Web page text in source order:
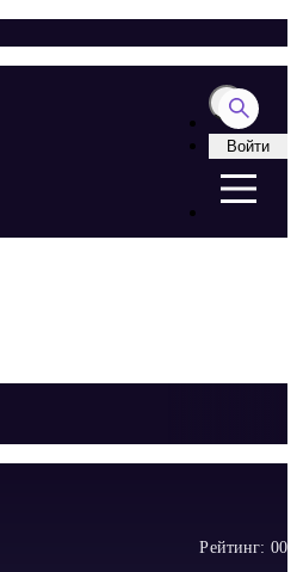
Войти
Рейтинг: 00